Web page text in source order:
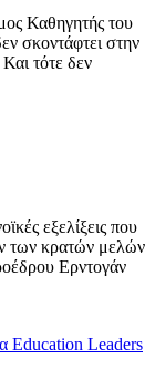
Καθηγητής του
σκοντάφτει στην
τότε δεν
εξελίξεις που
των κρατών μελών
Ερντογάν
Education Leaders